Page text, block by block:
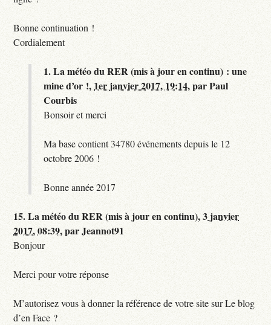
Bonne continuation !
Cordialement
1.La météo du RER (mis à jour en continu) : une
mine d’or !, 1er janvier 2017, 19:14,parPaul
Courbis
Bonsoir et merci
Ma base contient 34780 événements depuis le 12
octobre 2006 !
Bonne année 2017
15.La météo du RER (mis à jour en continu),3 janvier
2017, 08:39,parJeannot91
Bonjour
Merci pour votre réponse
M’autorisez vous à donner la référence de votre site sur Le blog
d’en Face ?